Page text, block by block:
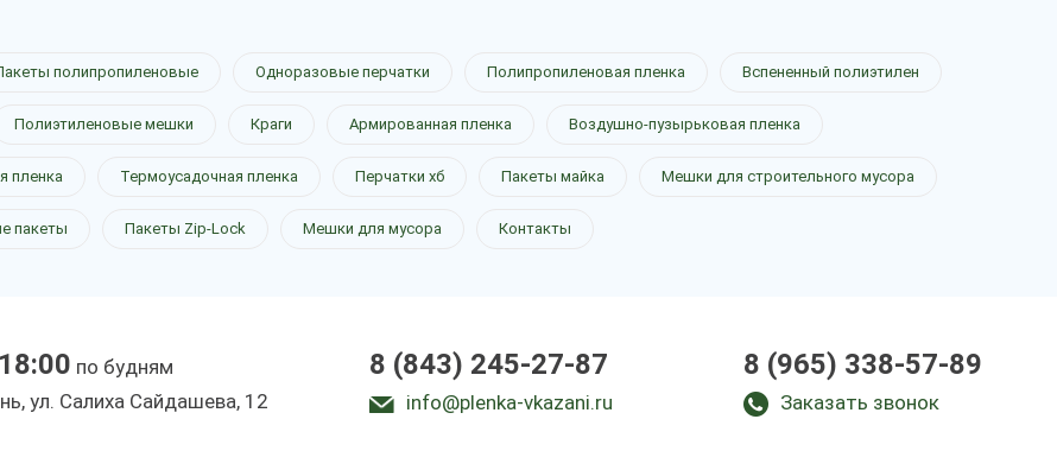
полипропиленовые Одноразовые перчатки Полипропиленовая пленка Вспененный полиэтилен
Полиэтиленовые мешки Краги Армированная пленка Воздушно-пузырьковая пленка
пленка Термоусадочная пленка Перчатки хб Пакеты майка Мешки для строительного мусора
пакеты Пакеты Zip-Lock Мешки для мусора Контакты
по будням
ул. Салиха Сайдашева, 12
8 (843) 245-27-87
info@plenka-vkazani.ru
8 (965) 338-57-89
Заказать звонок